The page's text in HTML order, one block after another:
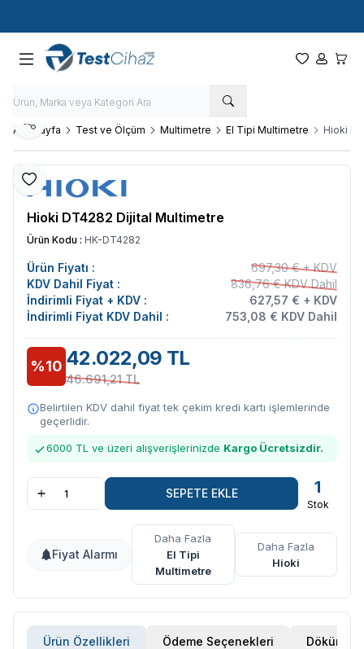
Ana Sayfa Test ve Ölçüm Multimetre El Tipi Multimetre Hioki
Favoriye Ekle
Paylaş
Hioki DT4282 Dijital Multimetre
Ürün Kodu : HK-DT4282
Ürün Fiyatı :
697,30 € + KDV
KDV Dahil Fiyat :
836,76 € KDV Dahil
İndirimli Fiyat + KDV :
627,57 € + KDV
İndirimli Fiyat KDV Dahil :
753,08 € KDV Dahil
%10 42.022,09 TL
46.691,21 TL
Belirtilen KDV dahil fiyat tek çekim kredi kartı işlemlerinde
geçerlidir.
6000 TL ve üzeri alışverişlerinizde Kargo Ücretsizdir.
SEPETE EKLE 1
Stok
Fiyat Alarmı
Daha Fazla
El Tipi
Multimetre
Daha Fazla
Hioki
Ürün Özellikleri Ödeme Seçenekleri Döküman